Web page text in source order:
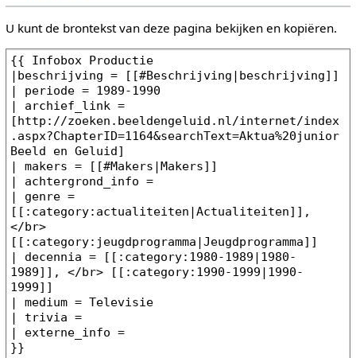
U kunt de brontekst van deze pagina bekijken en kopiëren.